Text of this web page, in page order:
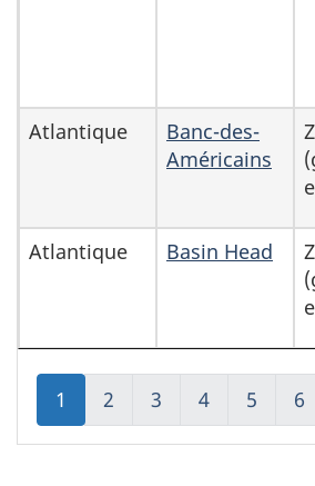
Atlantique
Banc-des-
Américains
Atlantique Basin Head
Aller
à:
1
Aller
à:
2
Aller
à:
3
Aller
à:
4
Aller
à:
5
à:
6